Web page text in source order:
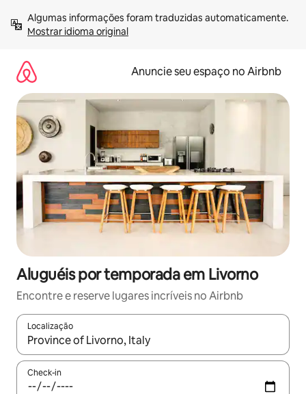
para
Mostrar idioma original
Anuncie seu espaço no Airbnb
Aluguéis por temporada em Livorno
Encontre e reserve lugares incríveis no Airbnb
Localização
Quando os resultados estiverem disponíveis, explore-os
Check-in